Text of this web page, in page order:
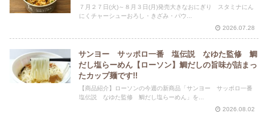
７月２７日(火)～８月３日(月)発売大きなおにぎり スタミナにん
にくチャーシューおろし・きざみ・パウ...
2026.07.28
サンヨー サッポロ一番 塩伝説 なゆた監修 鯛
だし塩らーめん【ローソン】鯛だしの旨味が詰まっ
たカップ麺です!!
【商品紹介】ローソンの今週の新商品「サンヨー サッポロ一番
塩伝説 なゆた監修 鯛だし塩らーめん」を...
2026.08.02